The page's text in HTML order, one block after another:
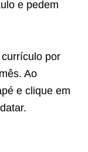
e pedem
por
Ao
e clique em